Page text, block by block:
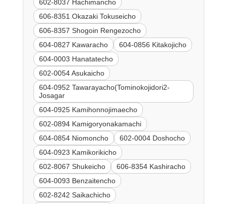
602-8037 Hachimancho
606-8351 Okazaki Tokuseicho
606-8357 Shogoin Rengezocho
604-0827 Kawaracho
604-0856 Kitakojicho
604-0003 Hanatatecho
602-0054 Asukaicho
604-0952 Tawarayacho(Tominokojidori2-
Josagar
604-0925 Kamihonnojimaecho
602-0894 Kamigoryonakamachi
604-0854 Niomoncho
602-0004 Doshocho
604-0923 Kamikorikicho
602-8067 Shukeicho
606-8354 Kashiracho
604-0093 Benzaitencho
602-8242 Saikachicho